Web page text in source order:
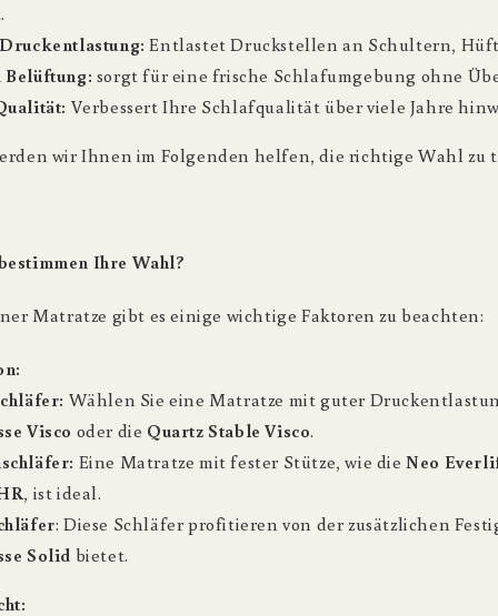
Entlastet Druckstellen an Schultern,
sorgt für eine frische Schlafumgebung ohne
Verbessert Ihre Schlafqualität über viele Jahre
wir Ihnen im Folgenden helfen, die richtige Wahl zu
Ihre Wahl?
Matratze gibt es einige wichtige Faktoren zu beachten:
Wählen Sie eine Matratze mit guter
Visco oder die Quartz Stable Visco.
Eine Matratze mit fester Stütze, wie dieNeo
, ist ideal.
: Diese Schläfer profitieren von der zusätzlichen
Solid bietet.